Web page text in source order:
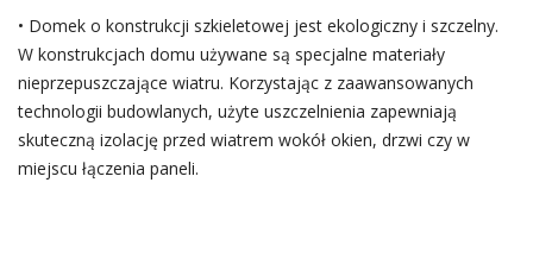
• Domek o konstrukcji szkieletowej jest ekologiczny i szczelny.
W konstrukcjach domu używane są specjalne materiały
nieprzepuszczające wiatru. Korzystając z zaawansowanych
technologii budowlanych, użyte uszczelnienia zapewniają
skuteczną izolację przed wiatrem wokół okien, drzwi czy w
miejscu łączenia paneli.